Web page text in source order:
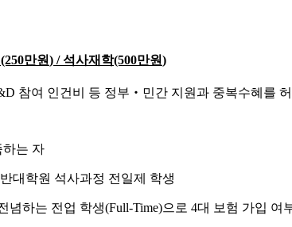
(250만원) /석사재학(500만원)
참여 인건비 등 정부 ‧ 민간 지원과 중복수혜를
하는 자
대학원 석사과정 전일제 학생
념하는 전업 학생(Full-Time)으로 4대 보험 가입 여